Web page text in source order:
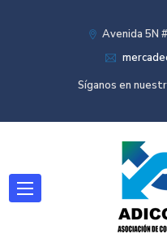
Avenida 5N
Síganos en